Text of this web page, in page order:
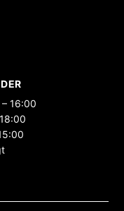
16:00